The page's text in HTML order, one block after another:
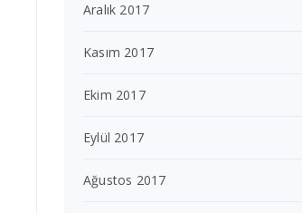
Aralık 2017
Kasım 2017
Ekim 2017
Eylül 2017
Ağustos 2017